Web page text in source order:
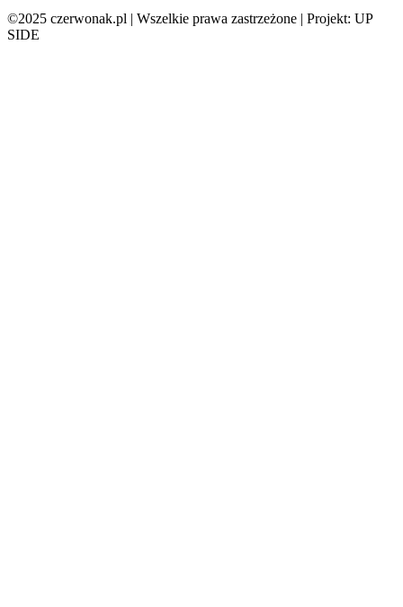
©2025 czerwonak.pl | Wszelkie prawa zastrzeżone | Projekt: UP
SIDE